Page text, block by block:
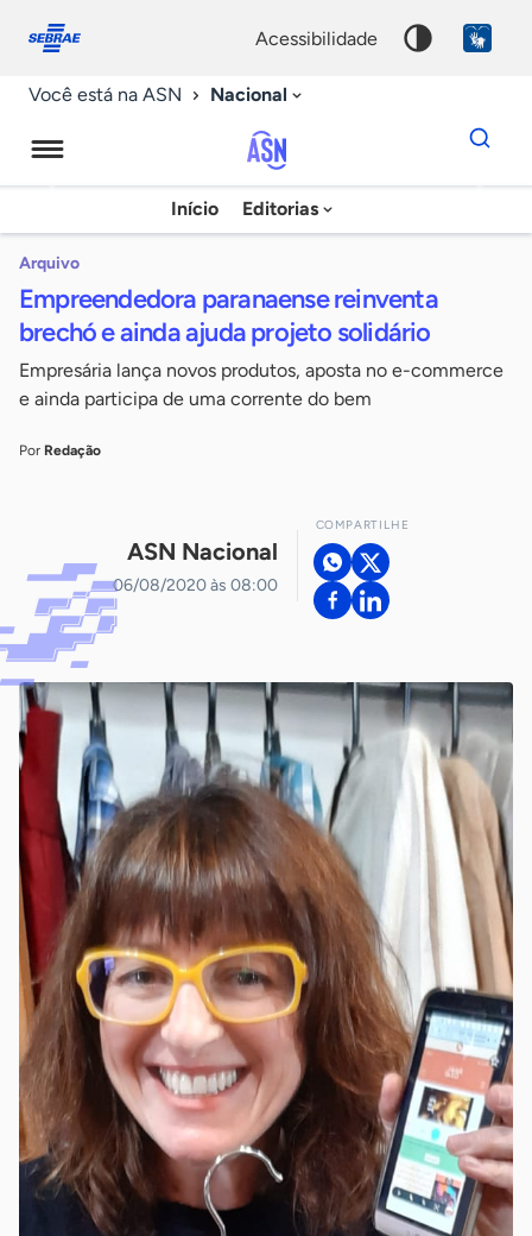
conosco
acessibilidade
Você está na ASN Nacional
Agência
Sebrae
Notícias
Início Editorias
Dados
para
chave
Arquivo
Empreendedora paranaense reinventa
brechó e ainda ajuda projeto solidário
Empresária lança novos produtos, aposta no e-commerce
e ainda participa de uma corrente do bem
Por Redação
ASN Nacional
06/08/2020 às 08:00
COMPARTILHE